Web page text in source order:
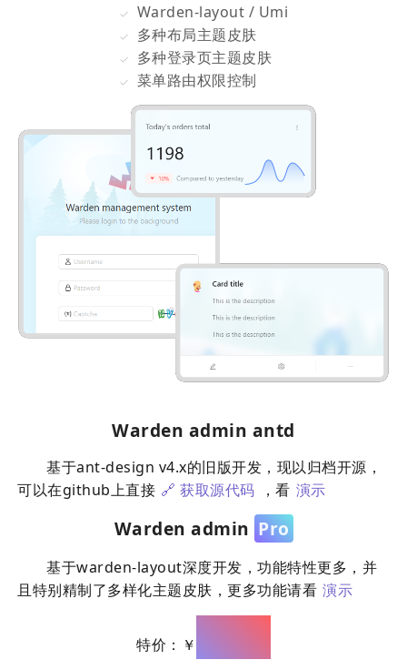
Warden-layout / Umi
多种布局主题皮肤
多种登录页主题皮肤
菜单路由权限控制
Warden admin antd
基于ant-design v4.x的旧版开发，现以归档开源，
可以在github上直接 🔗 获取源代码 ，看 演示
Warden admin Pro
基于warden-layout深度开发，功能特性更多，并
且特别精制了多样化主题皮肤，更多功能请看 演示
特价：￥1380